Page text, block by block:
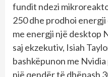
fundit ndezi
250 dhe prodhoi
me energji një desktop
saj ekzekutiv, Isiah
bashkëpunon me
një qendër të dhënash